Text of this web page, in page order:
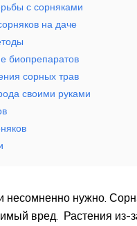
с сорняками
на даче
биопрепаратов
сорных трав
своими руками
несомненно нужно.
вред. Растения из-